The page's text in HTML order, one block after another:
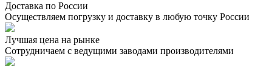
Доставка по России
Осуществляем погрузку и доставку в любую точку России
Лучшая цена на рынке
Сотрудничаем с ведущими заводами производителями